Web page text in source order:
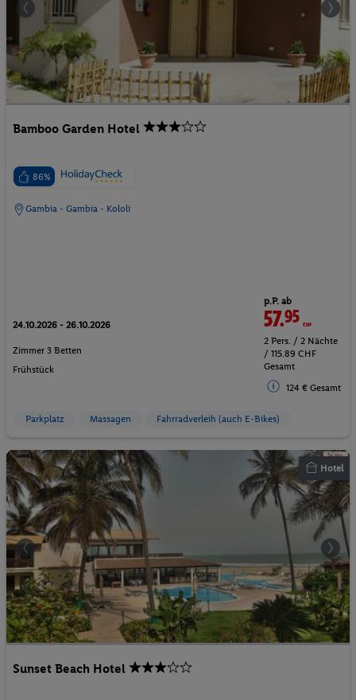
Bamboo Garden Hotel
86%
Gambia - Gambia - Kololi
24.10.2026 - 26.10.2026
Zimmer 3 Betten
Frühstück
p.P. ab
57.95CHF
2 Pers. / 2 Nächte
/ 115.89 CHF
Gesamt
124 € Gesamt
Parkplatz Massagen Fahrradverleih (auch E-Bikes)
Hotel
Sunset Beach Hotel